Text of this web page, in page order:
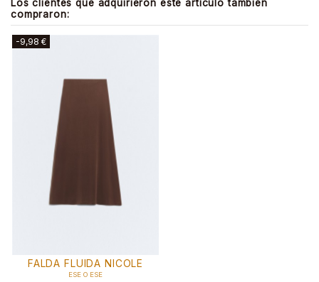
Los clientes que adquirieron este artículo también
compraron:
-9,98 €
FALDA FLUIDA NICOLE
ESE O ESE